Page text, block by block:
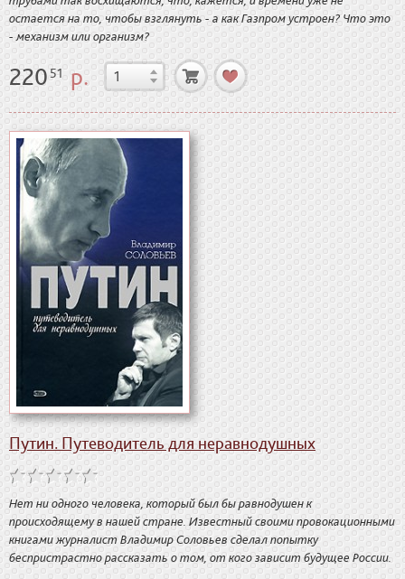
остается на то, чтобы взглянуть - а как Газпром устроен? Что это
- механизм или организм?
22051 р.
Путин. Путеводитель для неравнодушных
Нет ни одного человека, который был бы равнодушен к
происходящему в нашей стране. Известный своими провокационными
книгами журналист Владимир Соловьев сделал попытку
беспристрастно рассказать о том, от кого зависит будущее России.